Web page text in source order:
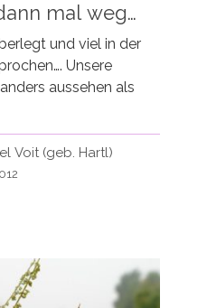
mal weg…
und viel in der
Unsere
aussehen als
Voit (geb. Hartl)